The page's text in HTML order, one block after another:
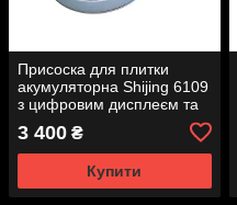
Присоска для плитки
акумуляторна Shijing 6109
з цифровим дисплеєм та
3 400 ₴
Купити